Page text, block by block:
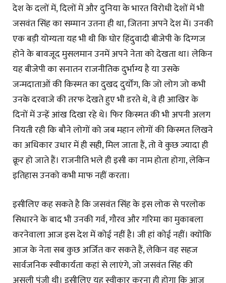
देश के दलों में, दिलों में और दुनिया के भारत विरोधी देशों में भी
जसवंत सिंह का सम्मान उतना ही था, जितना अपने देश में। उनकी
एक बड़ी योग्यता यह भी थी कि घोर हिंदुवादी बीजेपी के दिग्गज
होने के बावजूद मुसलमान उनमें अपने नेता को देखता था। लेकिन
यह बीजेपी का सनातन राजनीतिक दुर्भाग्य है या उसके
जन्मदाताओं की किस्मत का दुखद दुर्योंग, कि जो लोग जो कभी
उनके दरवाजे की तरफ देखते हुए भी डरते थे, वे ही आखिर के
दिनों में उन्हें आंख दिखा रहे थे। फिर किस्मत की भी अपनी अलग
नियती रही कि बौने लोगों को जब महान लोगों की किस्मत लिखने
का अधिकार उधार में ही सही, मिल जाता हैं, तो वे कुछ ज्यादा ही
क्रूर हो जाते हैं। राजनीति भले ही इसी का नाम होता होगा, लेकिन
इतिहास उनको कभी माफ नहीं करता।
इसीलिए कह सकते है कि जसवंत सिंह के इस लोक से परलोक
सिधारने के बाद भी उनकी गर्व, गौरव और गरिमा का मुकाबला
करनेवाला आज इस देश में कोई नहीं है। जी हां कोई नहीं। क्योंकि
आज के नेता सब कुछ अर्जित कर सकते हैं, लेकिन वह सहज
सार्वजनिक स्वीकार्यता कहां से लाएंगे, जो जसवंत सिंह की